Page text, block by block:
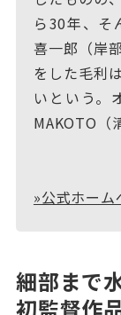
ら30年、そ
喜一郎（岸
をした毛利
いという。
MAKOTO（
»公式ホーム
細部まで
初監督作